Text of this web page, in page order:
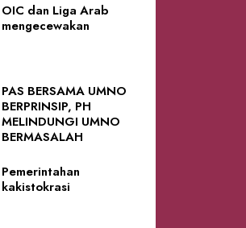
OIC dan Liga Arab
mengecewakan
PAS BERSAMA UMNO
BERPRINSIP, PH
MELINDUNGI UMNO
BERMASALAH
Pemerintahan
kakistokrasi